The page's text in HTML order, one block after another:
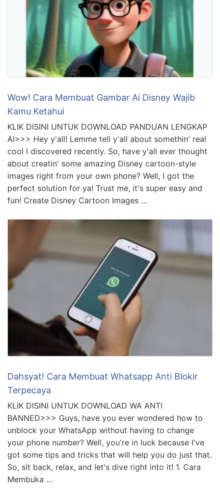
Wow! Cara Membuat Gambar Ai Disney Wajib
Kamu Ketahui
KLIK DISINI UNTUK DOWNLOAD PANDUAN LENGKAP
AI>>> Hey y'all! Lemme tell y'all about somethin' real
cool I discovered recently. So, have y'all ever thought
about creatin' some amazing Disney cartoon-style
images right from your own phone? Well, I got the
perfect solution for ya! Trust me, it's super easy and
fun! Create Disney Cartoon Images …
Dahsyat! Cara Membuat Whatsapp Anti Blokir
Terpecaya
KLIK DISINI UNTUK DOWNLOAD WA ANTI
BANNED>>> Guys, have you ever wondered how to
unblock your WhatsApp without having to change
your phone number? Well, you're in luck because I've
got some tips and tricks that will help you do just that.
So, sit back, relax, and let's dive right into it! 1. Cara
Membuka …